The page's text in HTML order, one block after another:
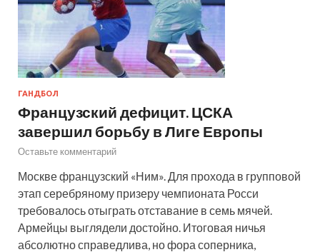
ГАНДБОЛ
Французский дефицит. ЦСКА
завершил борьбу в Лиге Европы
Оставьте комментарий
Москве французский «Ним». Для прохода в групповой
этап серебряному призеру чемпионата Росси
требовалось отыграть отставание в семь мячей.
Армейцы выглядели достойно. Итоговая ничья
абсолютно справедлива, но фора соперника,